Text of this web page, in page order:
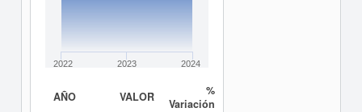
2022 2023 2024
AÑO VALOR
%
Variación